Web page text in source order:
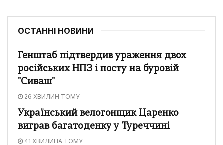
ОСТАННІ НОВИНИ
Генштаб підтвердив ураження двох
російських НПЗ і посту на буровій
"Сиваш"
26 ХВИЛИН ТОМУ
Український велогонщик Царенко
виграв багатоденку у Туреччині
41 ХВИЛИНА ТОМУ